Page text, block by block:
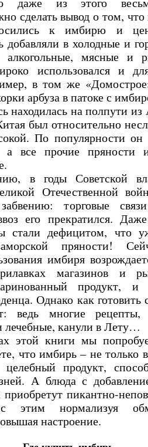
сделать вывод о том,
к имбирю и
добавляли в холодные и
мясные и
использовался и
в том же
арбуза в патоке с
находилась на полпути
был относительно
По популярности он
все прочие пряности
в годы Советской
Отечественной
торговые
его прекратился.
стали дефицитом, что
пряности!
имбиря
магазинов и
продукт, и
Однако как готовить
ведь многие
лечебные, канули в Лету…
книги мы
что имбирь – не только
продукт,
А блюда с
приобретут пикантно-
с этим нормализуя
настроение.